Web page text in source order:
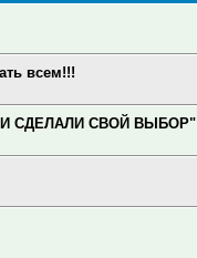
всем!!!
СДЕЛАЛИ СВОЙ ВЫБОР"